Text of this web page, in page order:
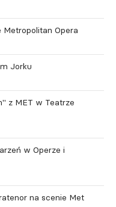
Opera
Jorku
z MET w Teatrze
w Operze i
na scenie Met